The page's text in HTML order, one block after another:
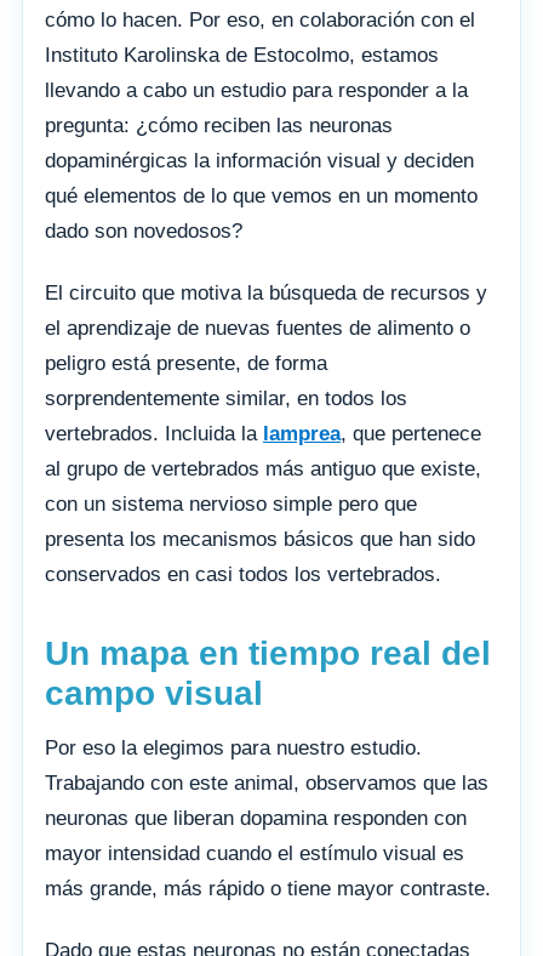
cómo lo hacen. Por eso, en colaboración con el
Instituto Karolinska de Estocolmo, estamos
llevando a cabo un estudio para responder a la
pregunta: ¿cómo reciben las neuronas
dopaminérgicas la información visual y deciden
qué elementos de lo que vemos en un momento
dado son novedosos?
El circuito que motiva la búsqueda de recursos y
el aprendizaje de nuevas fuentes de alimento o
peligro está presente, de forma
sorprendentemente similar, en todos los
vertebrados. Incluida la lamprea, que pertenece
al grupo de vertebrados más antiguo que existe,
con un sistema nervioso simple pero que
presenta los mecanismos básicos que han sido
conservados en casi todos los vertebrados.
Un mapa en tiempo real del
campo visual
Por eso la elegimos para nuestro estudio.
Trabajando con este animal, observamos que las
neuronas que liberan dopamina responden con
mayor intensidad cuando el estímulo visual es
más grande, más rápido o tiene mayor contraste.
Dado que estas neuronas no están conectadas